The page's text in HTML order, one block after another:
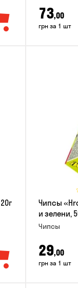
73,00
грн за 1 шт
Чипсы
и зелени,
Чипсы
29,00
грн за 1 шт